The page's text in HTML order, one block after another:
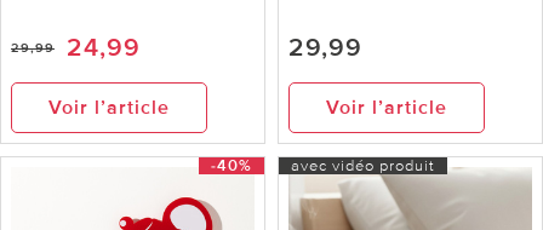
29,99 24,99
Voir l’article
29,99
Voir l’article
-40% avec vidéo produit